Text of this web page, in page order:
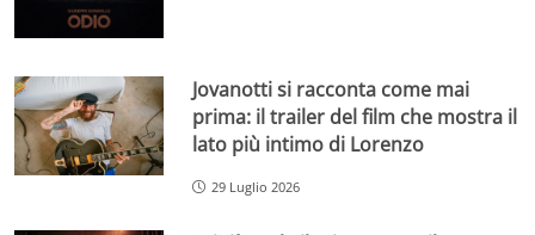
Jovanotti si racconta come mai
prima: il trailer del film che mostra il
lato più intimo di Lorenzo
29 Luglio 2026